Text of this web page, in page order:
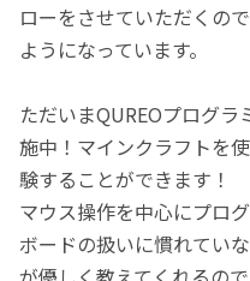
ローをさせていただくの
ようになっています。
ただいまQUREOプログ
施中！マインクラフトを
験することができます！
マウス操作を中心にプロ
ボードの扱いに慣れてい